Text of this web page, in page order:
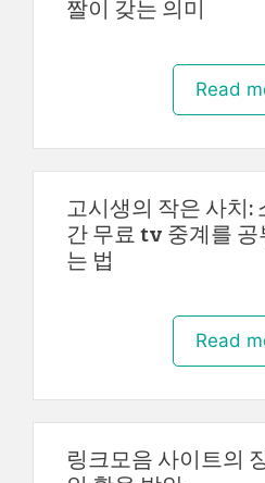
짤이 갖는 의미
Read
고시생의 작은 사치:
간 무료 tv 중계를 공
는 법
Read
링크모음 사이트의